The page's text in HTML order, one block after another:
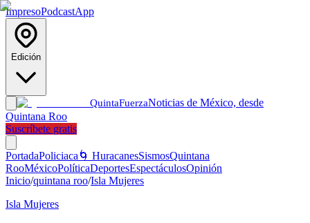
ImpresoPodcastApp
Edición
QuintaFuerzaNoticias de México, desde
Quintana Roo
Suscríbete gratis
PortadaPoliciaca 🌀 HuracanesSismosQuintana
RooMéxicoPolíticaDeportesEspectáculosOpinión
Inicio/quintana roo/Isla Mujeres
Isla Mujeres